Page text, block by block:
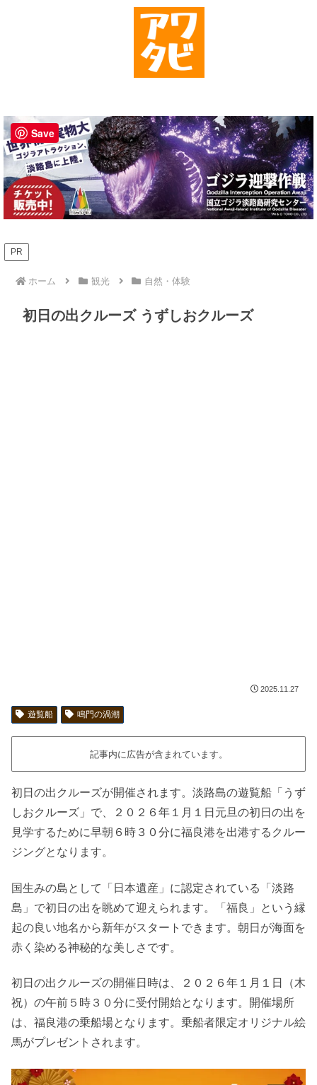
PR
ホーム 観光 自然・体験
初日の出クルーズ うずしおクルーズ
2025.11.27
遊覧船 鳴門の渦潮
記事内に広告が含まれています。
初日の出クルーズが開催されます。淡路島の遊覧船「うず
しおクルーズ」で、２０２６年１月１日元旦の初日の出を
見学するために早朝６時３０分に福良港を出港するクルー
ジングとなります。
国生みの島として「日本遺産」に認定されている「淡路
島」で初日の出を眺めて迎えられます。「福良」という縁
起の良い地名から新年がスタートできます。朝日が海面を
赤く染める神秘的な美しさです。
初日の出クルーズの開催日時は、２０２６年１月１日（木
祝）の午前５時３０分に受付開始となります。開催場所
は、福良港の乗船場となります。乗船者限定オリジナル絵
馬がプレゼントされます。
Save